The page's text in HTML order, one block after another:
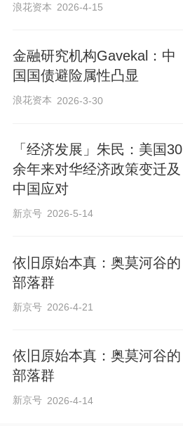
浪花资本 2026-4-15
金融研究机构Gavekal：中
国国债避险属性凸显
浪花资本 2026-3-30
「经济发展」朱民：美国30
余年来对华经济政策变迁及
中国应对
新京号 2026-5-14
依旧原始本真：奥莫河谷的
部落群
新京号 2026-4-21
依旧原始本真：奥莫河谷的
部落群
新京号 2026-4-14